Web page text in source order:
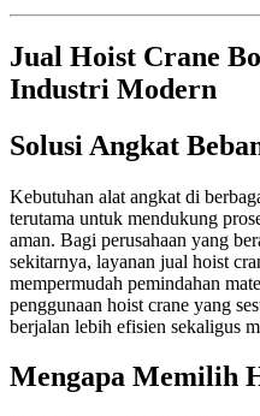
Jual Hoist Crane
Industri Modern
Solusi Angkat
Kebutuhan alat angkat di
terutama untuk mendukung
aman. Bagi perusahaan yang
sekitarnya, layanan jual hoist
mempermudah pemindahan
penggunaan hoist crane yang
berjalan lebih efisien sekaligus
Mengapa Memilih